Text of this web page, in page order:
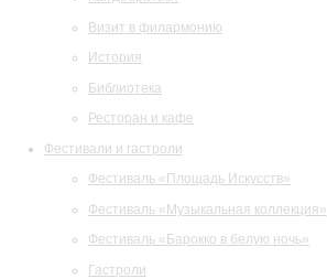
Визит в филармонию
История
Библиотека
Ресторан и кафе
Фестивали и гастроли
Фестиваль «Площадь Искусств»
Фестиваль «Музыкальная коллекция»
Фестиваль «Барокко в белую ночь»
Гастроли